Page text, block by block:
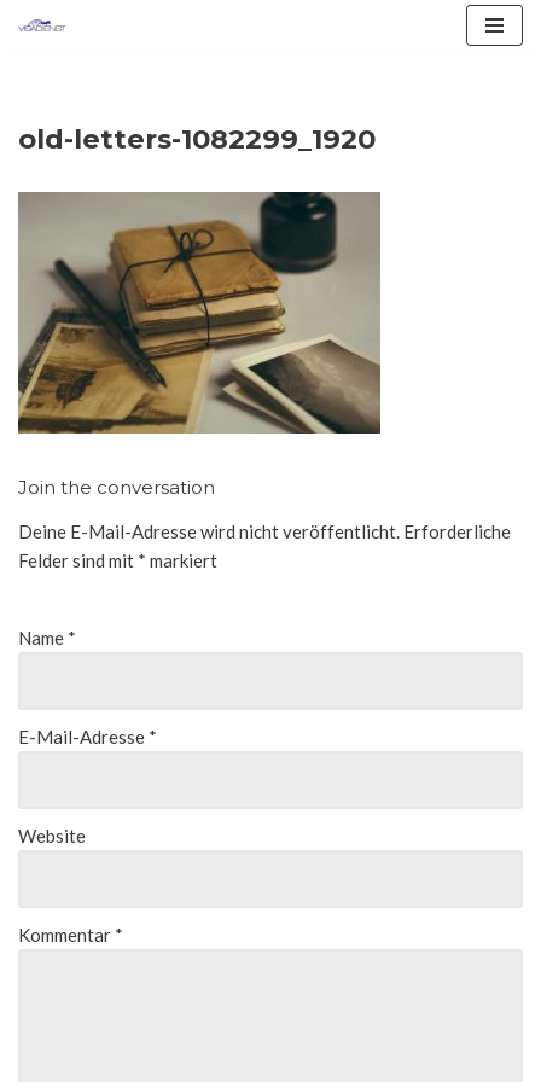
old-letters-1082299_1920
Join the conversation
Deine E-Mail-Adresse wird nicht veröffentlicht. Erforderliche
Felder sind mit * markiert
Name *
E-Mail-Adresse *
Website
Kommentar *